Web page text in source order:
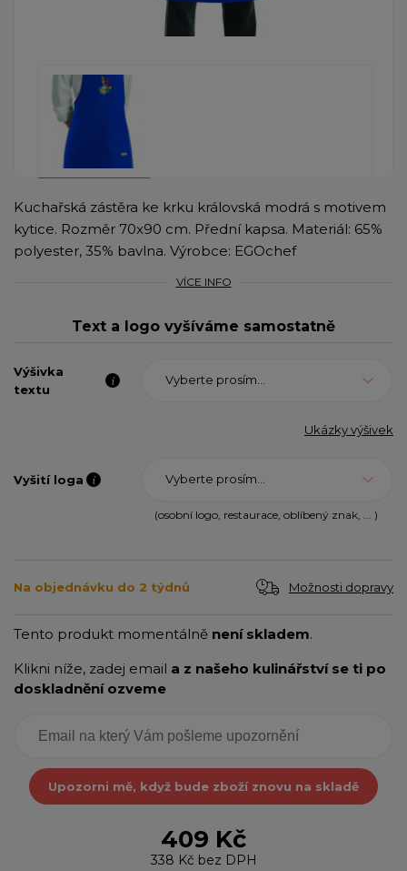
Kuchařská zástěra ke krku královská modrá s motivem
kytice. Rozměr 70x90 cm. Přední kapsa. Materiál: 65%
polyester, 35% bavlna. Výrobce: EGOchef
VÍCE INFO
Text a logo vyšíváme samostatně
Výšivka
textu
Vyberte prosím...
Ukázky výšivek
Vyšití loga Vyberte prosím...
(osobní logo, restaurace, oblíbený znak, ... )
Na objednávku do 2 týdnů Možnosti dopravy
Tento produkt momentálně není skladem.
Klikni níže, zadej email a z našeho kulinářství se ti po
doskladnění ozveme
Upozorni mě, když bude zboží znovu na skladě
409 Kč
338 Kč bez DPH